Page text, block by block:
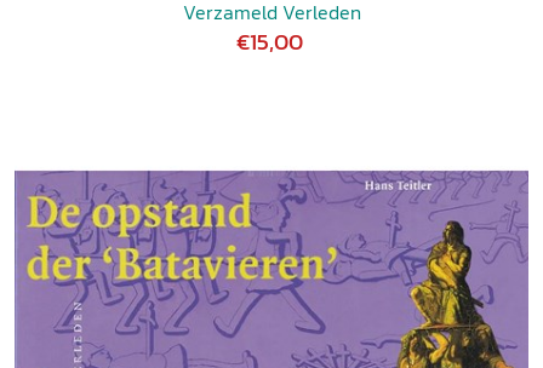
Verzameld Verleden
€15,00